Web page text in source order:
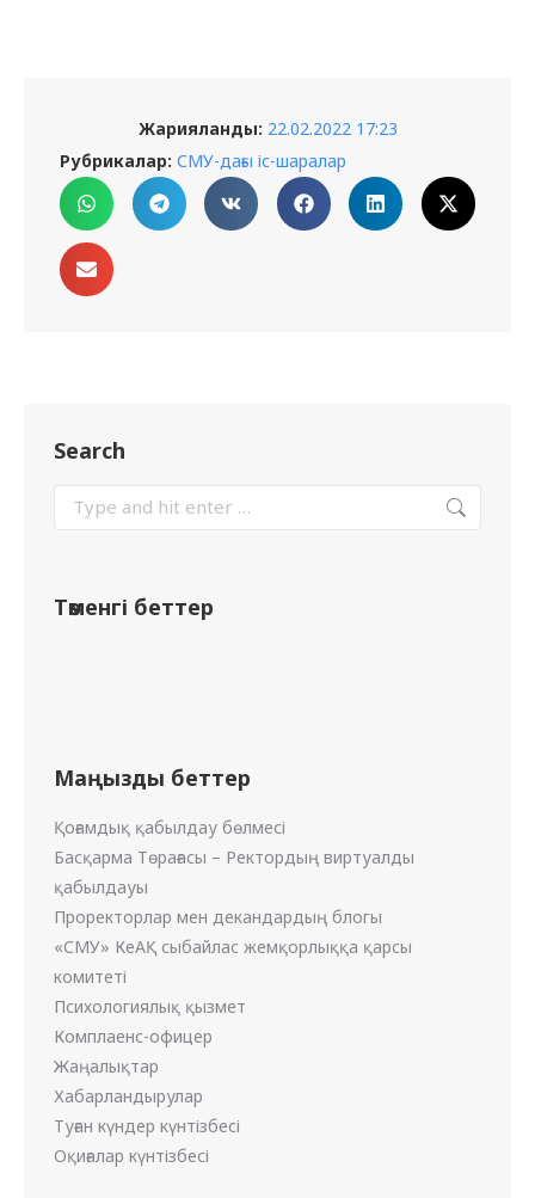
Жарияланды: 22.02.2022 17:23
Рубрикалар: СМУ-дағы іс-шаралар
Search
Төменгі беттер
Маңызды беттер
Қоғамдық қабылдау бөлмесі
Басқарма Төрағасы – Ректордың виртуалды
қабылдауы
Проректорлар мен декандардың блогы
«СМУ» КеАҚ сыбайлас жемқорлыққа қарсы
комитеті
Психологиялық қызмет
Комплаенс-офицер
Жаңалықтар
Хабарландырулар
Туған күндер күнтізбесі
Оқиғалар күнтізбесі